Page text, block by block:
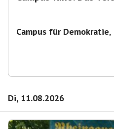
Campus für Demokratie,
Di, 11.08.2026